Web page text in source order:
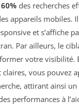
60% des recherches
appareils mobiles.
et s’affiche
Par ailleurs, le
votre visibilité.
claires, vous pouvez
attirant ainsi
performances à